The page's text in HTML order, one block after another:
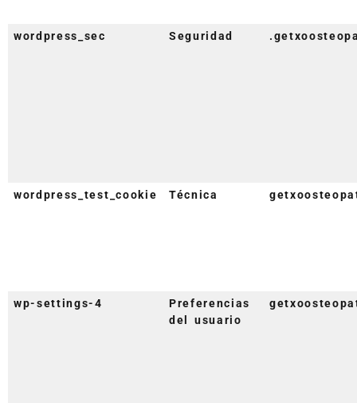
wordpress_sec Seguridad
wordpress_test_cookie Técnica
wp-settings-4
Preferencias
del usuario